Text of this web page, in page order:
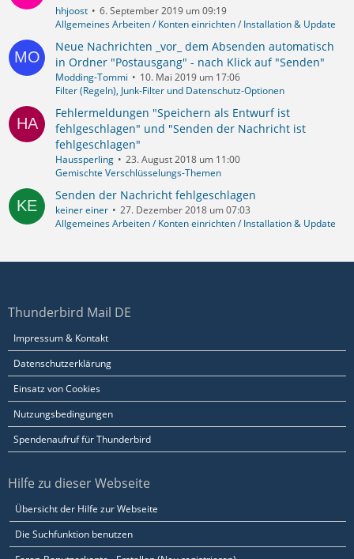
hhjoost
6. September 2019 um 09:19
Allgemeines Arbeiten / Konten einrichten / Installation & Update
Neue Nachrichten _vor_ dem Absenden automatisch
in Ordner "Postausgang" - nach Klick auf "Senden"
Modding-Tommi
10. Mai 2019 um 17:06
Filter (Regeln), Junk-Filter und Datenschutz-Optionen
Fehlermeldungen "Speichern als Entwurf ist
fehlgeschlagen" und "Senden der Nachricht ist
fehlgeschlagen"
Haussperling
23. August 2018 um 11:00
Gemischte Verschlüsselungs-Themen
Senden der Nachricht fehlgeschlagen
keiner einer
27. Dezember 2018 um 07:03
Allgemeines Arbeiten / Konten einrichten / Installation & Update
Thunderbird Mail DE
Impressum & Kontakt
Datenschutzerklärung
Einsatz von Cookies
Nutzungsbedingungen
Spendenaufruf für Thunderbird
Hilfe zu dieser Webseite
Übersicht der Hilfe zur Webseite
Die Suchfunktion benutzen